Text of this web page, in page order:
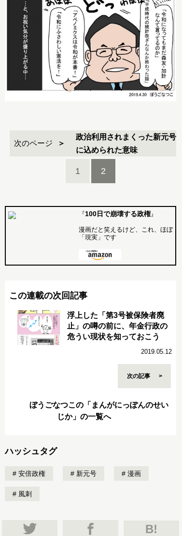
次のページ
政治利用されまくった新元号
に込められた意味
1 2
『100日で崩壊する政権』
漫画だと笑えるけど、これ、ほぼ
「現実」です
この連載の次回記事
浮上した「第3号被保険者廃
止」の噂の前に、年金行政の
危うい現状を知っておこう
2019.05.12
次の記事
ぼうごなつこの「まんがにっぽんのせい
じか」の一覧へ
ハッシュタグ
安倍政権 新元号 漫画
風刺
B!